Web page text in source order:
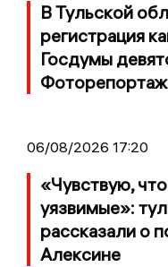
В Тульской
регистрация
Госдумы
Фоторепортаж
06/08/2026 17:20
«Чувствую,
уязвимые»:
рассказали о
Алексине